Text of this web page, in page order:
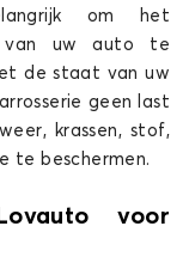
om het
van uw auto te
de staat van uw
geen last
krassen, stof,
te beschermen.
voor